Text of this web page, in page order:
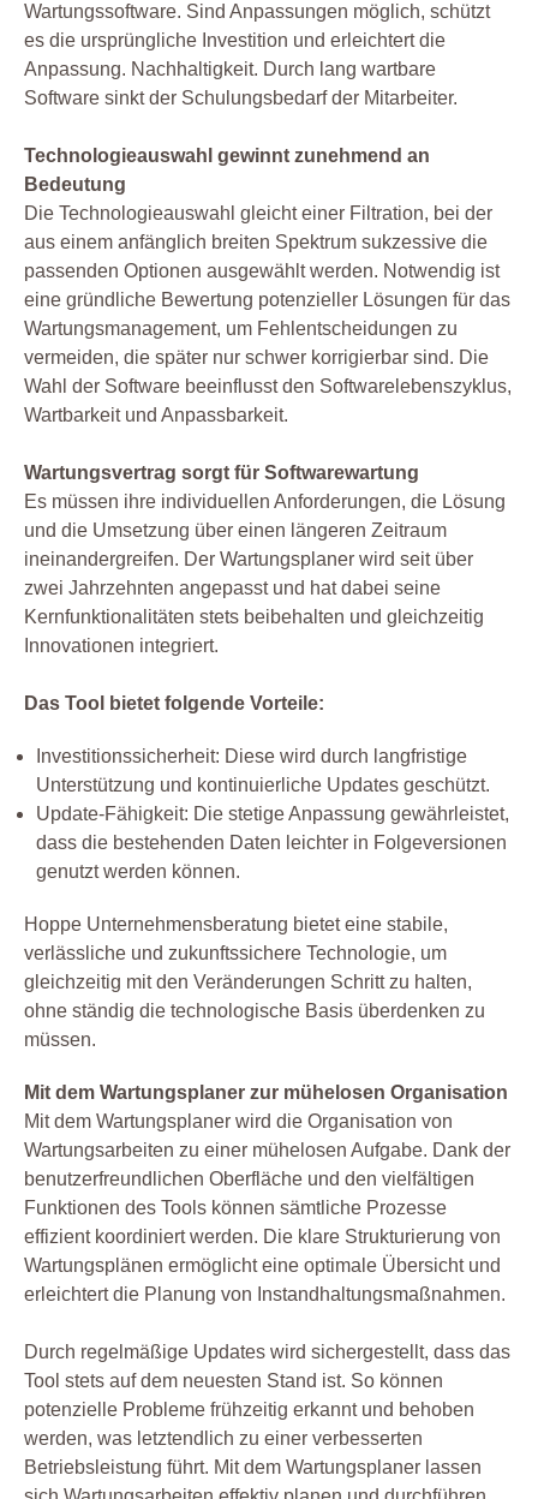
Wartungssoftware. Sind Anpassungen möglich, schützt
es die ursprüngliche Investition und erleichtert die
Anpassung. Nachhaltigkeit. Durch lang wartbare
Software sinkt der Schulungsbedarf der Mitarbeiter.
Technologieauswahl gewinnt zunehmend an
Bedeutung
Die Technologieauswahl gleicht einer Filtration, bei der
aus einem anfänglich breiten Spektrum sukzessive die
passenden Optionen ausgewählt werden. Notwendig ist
eine gründliche Bewertung potenzieller Lösungen für das
Wartungsmanagement, um Fehlentscheidungen zu
vermeiden, die später nur schwer korrigierbar sind. Die
Wahl der Software beeinflusst den Softwarelebenszyklus,
Wartbarkeit und Anpassbarkeit.
Wartungsvertrag sorgt für Softwarewartung
Es müssen ihre individuellen Anforderungen, die Lösung
und die Umsetzung über einen längeren Zeitraum
ineinandergreifen. Der Wartungsplaner wird seit über
zwei Jahrzehnten angepasst und hat dabei seine
Kernfunktionalitäten stets beibehalten und gleichzeitig
Innovationen integriert.
Das Tool bietet folgende Vorteile:
Investitionssicherheit: Diese wird durch langfristige
Unterstützung und kontinuierliche Updates geschützt.
Update-Fähigkeit: Die stetige Anpassung gewährleistet,
dass die bestehenden Daten leichter in Folgeversionen
genutzt werden können.
Hoppe Unternehmensberatung bietet eine stabile,
verlässliche und zukunftssichere Technologie, um
gleichzeitig mit den Veränderungen Schritt zu halten,
ohne ständig die technologische Basis überdenken zu
müssen.
Mit dem Wartungsplaner zur mühelosen Organisation
Mit dem Wartungsplaner wird die Organisation von
Wartungsarbeiten zu einer mühelosen Aufgabe. Dank der
benutzerfreundlichen Oberfläche und den vielfältigen
Funktionen des Tools können sämtliche Prozesse
effizient koordiniert werden. Die klare Strukturierung von
Wartungsplänen ermöglicht eine optimale Übersicht und
erleichtert die Planung von Instandhaltungsmaßnahmen.
Durch regelmäßige Updates wird sichergestellt, dass das
Tool stets auf dem neuesten Stand ist. So können
potenzielle Probleme frühzeitig erkannt und behoben
werden, was letztendlich zu einer verbesserten
Betriebsleistung führt. Mit dem Wartungsplaner lassen